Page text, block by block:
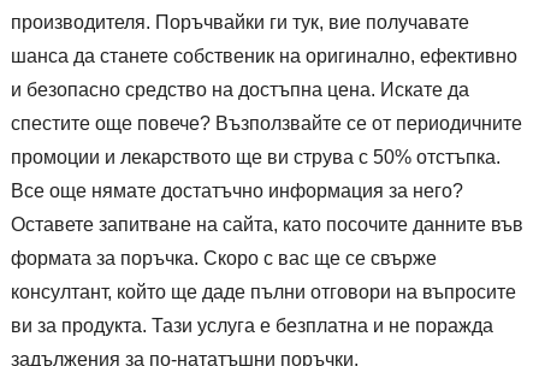
производителя. Поръчвайки ги тук, вие получавате
шанса да станете собственик на оригинално, ефективно
и безопасно средство на достъпна цена. Искате да
спестите още повече? Възползвайте се от периодичните
промоции и лекарството ще ви струва с 50% отстъпка.
Все още нямате достатъчно информация за него?
Оставете запитване на сайта, като посочите данните във
формата за поръчка. Скоро с вас ще се свърже
консултант, който ще даде пълни отговори на въпросите
ви за продукта. Тази услуга е безплатна и не поражда
задължения за по-нататъшни поръчки.